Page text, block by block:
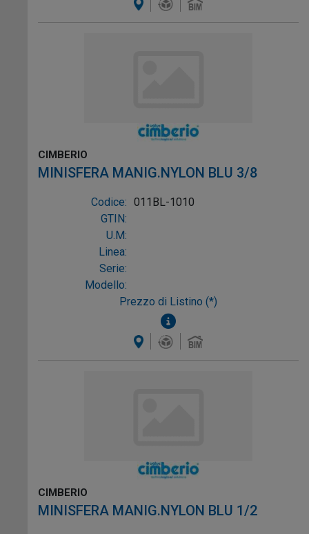
CIMBERIO
MINISFERA MANIG.NYLON BLU 3/8
Codice: 011BL-1010
GTIN:
U.M:
Linea:
Serie:
Modello:
Prezzo di Listino (*)
CIMBERIO
MINISFERA MANIG.NYLON BLU 1/2